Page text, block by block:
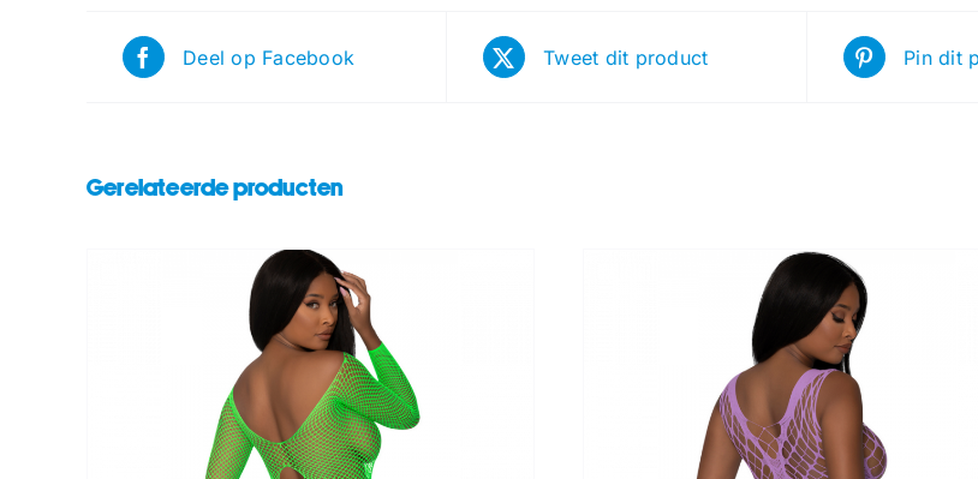
Deel op Facebook Tweet dit product Pin dit
Gerelateerde producten
TOEVOEGEN AAN WINKELWAGEN TOEVOEGEN AAN WINKELWAGEN